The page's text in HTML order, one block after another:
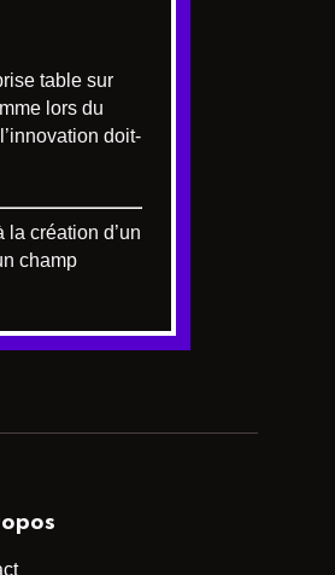
table sur
lors du
doit-
la création d’un
champ